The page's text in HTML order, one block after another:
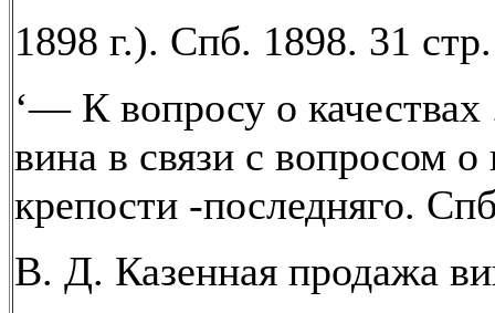
1898 г.). Спб. 1898. 31 стр.
‘— К вопросу о качествах
вина в связи с вопросом
крепости -последняго.
В. Д. Казенная продажа